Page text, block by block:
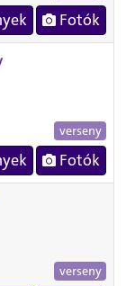
Fotók
verseny
Fotók
verseny